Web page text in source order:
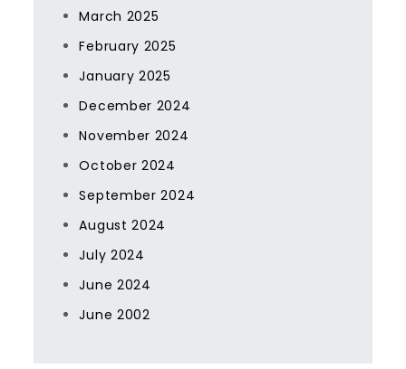
March 2025
February 2025
January 2025
December 2024
November 2024
October 2024
September 2024
August 2024
July 2024
June 2024
June 2002